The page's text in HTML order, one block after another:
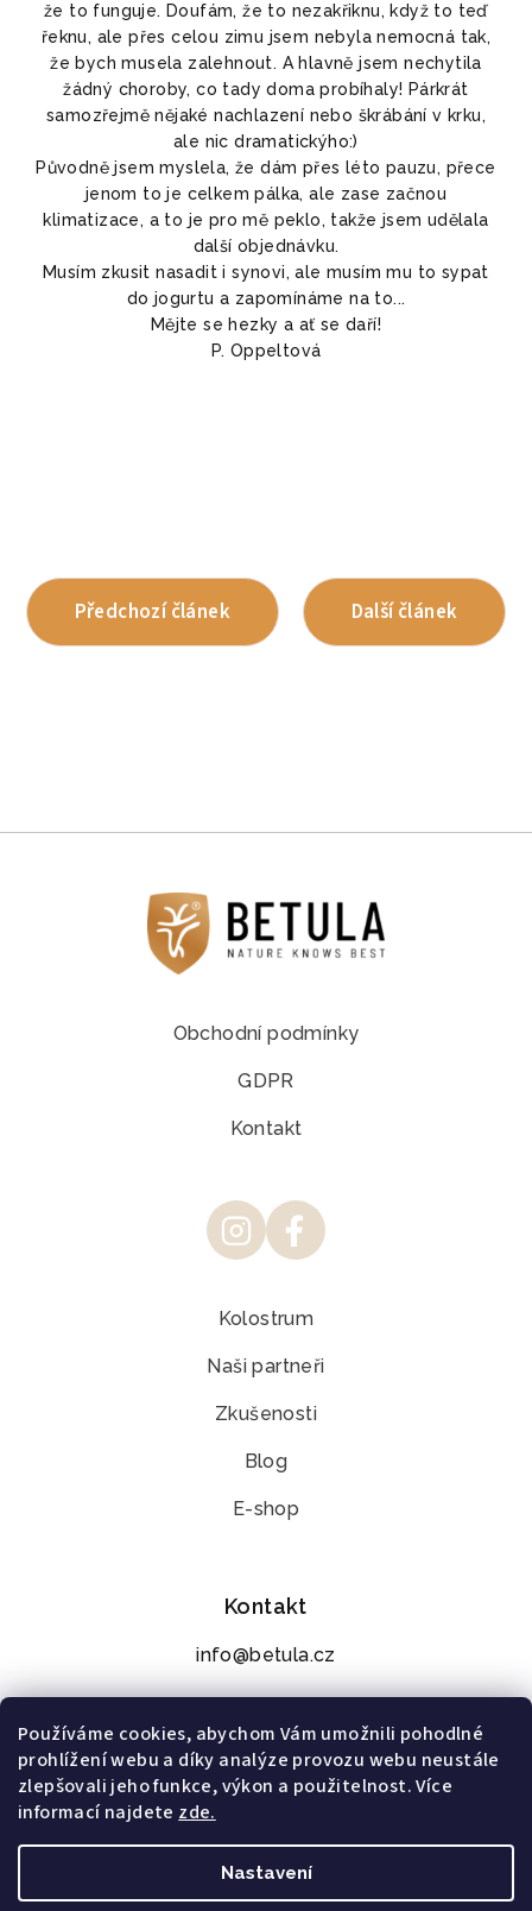
Používáme cookies, abychom Vám umožnili pohodlné
prohlížení webu a díky analýze provozu webu neustále
zlepšovali jeho funkce, výkon a použitelnost. Více
informací najdete zde.
Nastavení
že to funguje. Doufám, že to nezakřiknu, když to teď
řeknu, ale přes celou zimu jsem nebyla nemocná tak,
že bych musela zalehnout. A hlavně jsem nechytila
žádný choroby, co tady doma probíhaly! Párkrát
samozřejmě nějaké nachlazení nebo škrábání v krku,
ale nic dramatickýho:)
Původně jsem myslela, že dám přes léto pauzu, přece
jenom to je celkem pálka, ale zase začnou
klimatizace, a to je pro mě peklo, takže jsem udělala
další objednávku.
Musím zkusit nasadit i synovi, ale musím mu to sypat
do jogurtu a zapomínáme na to...
Mějte se hezky a ať se daří!
P. Oppeltová
Předchozí článek Další článek
Obchodní podmínky
GDPR
Kontakt
Kolostrum
Naši partneři
Zkušenosti
Blog
E-shop
Kontakt
info@betula.cz
+420 776 273 392